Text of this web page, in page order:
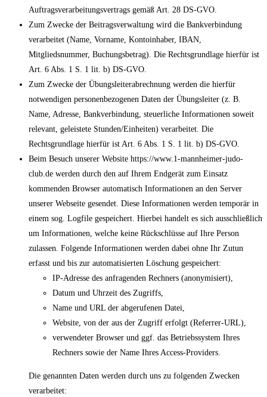
Auftragsverarbeitungsvertrags gemäß Art. 28 DS-GVO.
Zum Zwecke der Beitragsverwaltung wird die Bankverbindung
verarbeitet (Name, Vorname, Kontoinhaber, IBAN,
Mitgliedsnummer, Buchungsbetrag). Die Rechtsgrundlage hierfür ist
Art. 6 Abs. 1 S. 1 lit. b) DS-GVO.
Zum Zwecke der Übungsleiterabrechnung werden die hierfür
notwendigen personenbezogenen Daten der Übungsleiter (z. B.
Name, Adresse, Bankverbindung, steuerliche Informationen soweit
relevant, geleistete Stunden/Einheiten) verarbeitet. Die
Rechtsgrundlage hierfür ist Art. 6 Abs. 1 S. 1 lit. b) DS-GVO.
Beim Besuch unserer Website https://www.1-mannheimer-judo-
club.de werden durch den auf Ihrem Endgerät zum Einsatz
kommenden Browser automatisch Informationen an den Server
unserer Webseite gesendet. Diese Informationen werden temporär in
einem sog. Logfile gespeichert. Hierbei handelt es sich ausschließlich
um Informationen, welche keine Rückschlüsse auf Ihre Person
zulassen. Folgende Informationen werden dabei ohne Ihr Zutun
erfasst und bis zur automatisierten Löschung gespeichert:
IP-Adresse des anfragenden Rechners (anonymisiert),
Datum und Uhrzeit des Zugriffs,
Name und URL der abgerufenen Datei,
Website, von der aus der Zugriff erfolgt (Referrer-URL),
verwendeter Browser und ggf. das Betriebssystem Ihres
Rechners sowie der Name Ihres Access-Providers.
Die genannten Daten werden durch uns zu folgenden Zwecken
verarbeitet: